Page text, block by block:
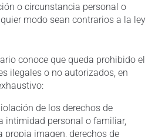
o circunstancia personal o
modo sean contrarios a la ley
conoce que queda prohibido el
ilegales o no autorizados, en
de los derechos de
intimidad personal o familiar,
propia imagen, derechos de